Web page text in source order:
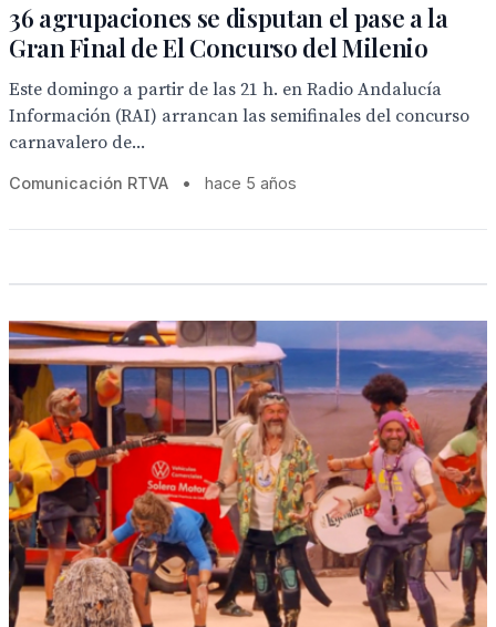
36 agrupaciones se disputan el pase a la
Gran Final de El Concurso del Milenio
Este domingo a partir de las 21 h. en Radio Andalucía
Información (RAI) arrancan las semifinales del concurso
carnavalero de...
Comunicación RTVA • hace 5 años